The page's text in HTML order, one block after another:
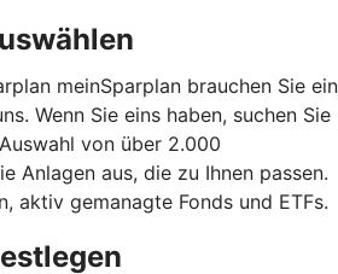
meinSparplan brauchen Sie ein
Wenn Sie eins haben, suchen Sie
von über 2.000
Anlagen aus, die zu Ihnen passen.
aktiv gemanagte Fonds und ETFs.